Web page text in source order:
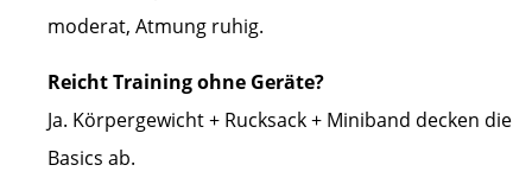
moderat, Atmung ruhig.
Reicht Training ohne Geräte?
Ja. Körpergewicht + Rucksack + Miniband decken die
Basics ab.